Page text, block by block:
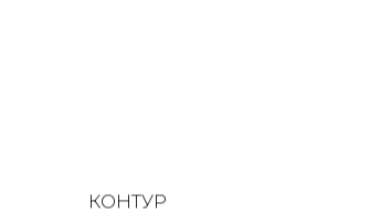
КОНТУР